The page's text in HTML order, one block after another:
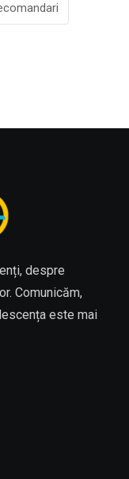
despre
Comunicăm,
este mai